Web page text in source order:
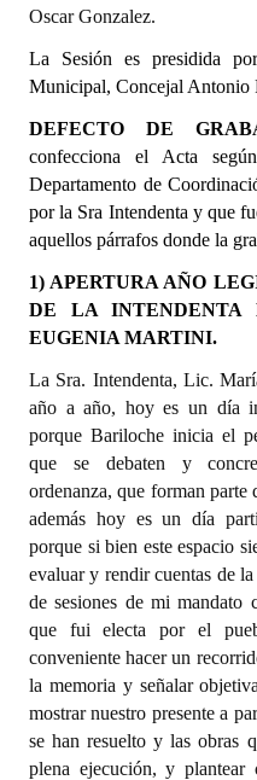
Digesto
Organigrama
DOCUMENTOS
Informes de Gestión
Proyectos Presentados
Dictámenes Asesoría
Actas de Sesión
Informes de Unidad
Ejecución Presupuestaria
Actas de Audiencias Públicas
NORMATIVA
Comunicaciones
Declaraciones
Resoluciones
Resoluciones de Presidencia
Oscar Gonzalez.
La Sesión es presidida
Municipal, Concejal Antonio
DEFECTO DE
confecciona el Acta
Departamento de
por la Sra Intendenta y que
aquellos párrafos donde la
1) APERTURA AÑO
DE LA INTENDENTA
EUGENIA MARTINI.
La Sra. Intendenta, Lic.
año a año, hoy es un día
porque Bariloche inicia el
que se debaten y
ordenanza, que forman parte
además hoy es un día
porque si bien este espacio
evaluar y rendir cuentas de
de sesiones de mi mandato
que fui electa por el
conveniente hacer un
la memoria y señalar
mostrar nuestro presente a
se han resuelto y las obras
plena ejecución, y plantear